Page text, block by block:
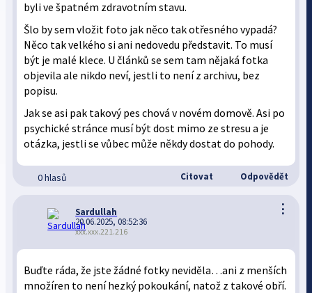
byli ve špatném zdravotním stavu.
Šlo by sem vložit foto jak něco tak otřesného vypadá?
Něco tak velkého si ani nedovedu představit. To musí
být je malé klece. U článků se sem tam nějaká fotka
objevila ale nikdo neví, jestli to není z archivu, bez
popisu.
Jak se asi pak takový pes chová v novém domově. Asi po
psychické stránce musí být dost mimo ze stresu a je
otázka, jestli se vůbec může někdy dostat do pohody.
0 hlasů Citovat Odpovědět
⋮
Sardullah
20.06.2025, 08:52:36
xxx.xxx.221.216
Buďte ráda, že jste žádné fotky neviděla…ani z menších
množíren to není hezký pokoukání, natož z takové obří.